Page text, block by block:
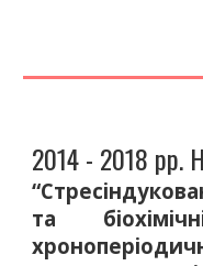
2014 - 2018 рр.
та